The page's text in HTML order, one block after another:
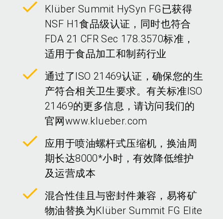
Klüber Summit HySyn FG已获得
NSF H1食品级认证，同时也符合
FDA 21 CFR Sec 178.3570标准，
适用于食品加工和制药行业
通过了ISO 21469认证，确保您的生
产符合相关卫生要求。有关标准ISO
21469的更多信息，请访问我们的
官网www.klueber.com
应用于喷油螺杆式压缩机，换油周
期长达8000*小时，有效降低维护
及运营成本
混合性佳且与密封件兼容，易将矿
物油替换为Klüber Summit FG Elite